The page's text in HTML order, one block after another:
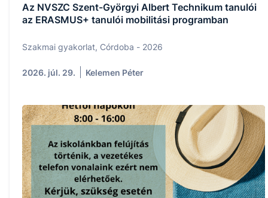
Az NVSZC Szent-Györgyi Albert Technikum tanulói
az ERASMUS+ tanulói mobilitási programban
Szakmai gyakorlat, Córdoba - 2026
2026. júl. 29. Kelemen Péter